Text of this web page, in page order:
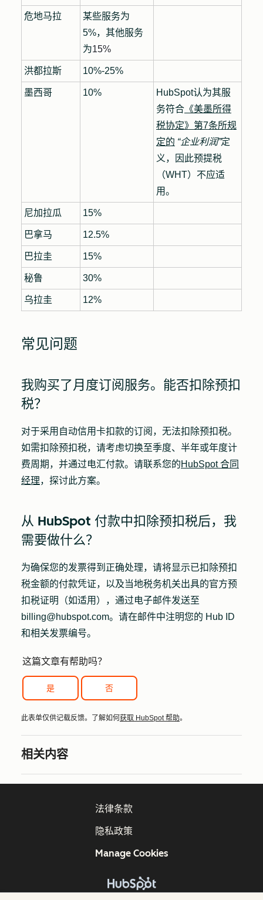
危地马拉
某些服务为
5%，其他服务
为15%
洪都拉斯 10%-25%
墨西哥 10%
HubSpot认为其服
务符合 《美墨所得
税协定》第7条所规
定的 “企业利润”定
义，因此预提税
（WHT）不应适
用。
尼加拉瓜 15%
巴拿马 12.5%
巴拉圭 15%
秘鲁 30%
乌拉圭 12%
常见问题
我购买了月度订阅服务。能否扣除预扣
税？
对于采用自动信用卡扣款的订阅，无法扣除预扣税。
如需扣除预扣税，请考虑切换至季度、半年或年度计
费周期，并通过电汇付款。请联系您的HubSpot 合同
经理，探讨此方案。
从 HubSpot 付款中扣除预扣税后，我
需要做什么？
为确保您的发票得到正确处理，请将显示已扣除预扣
税金额的付款凭证，以及当地税务机关出具的官方预
扣税证明（如适用），通过电子邮件发送至
billing@hubspot.com。请在邮件中注明您的 Hub ID
和相关发票编号。
这篇文章有帮助吗？
是 否
此表单仅供记载反馈。了解如何 获取 HubSpot 帮助。
相关内容
法律条款
隐私政策
Manage Cookies